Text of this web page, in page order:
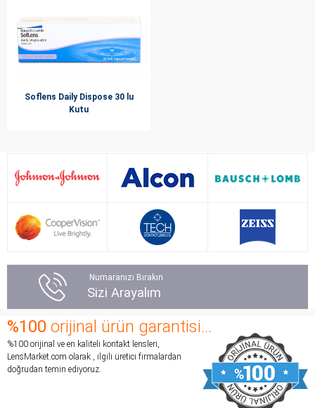
Soflens Daily Dispose 30 lu
Kutu
Numaranızı Bırakın
Sizi Arayalım
%100 orijinal ürün garantisi...
%100 orijinal ve en kaliteli kontakt lensleri,
LensMarket.com olarak , ilgili üretici firmalardan
doğrudan temin ediyoruz.